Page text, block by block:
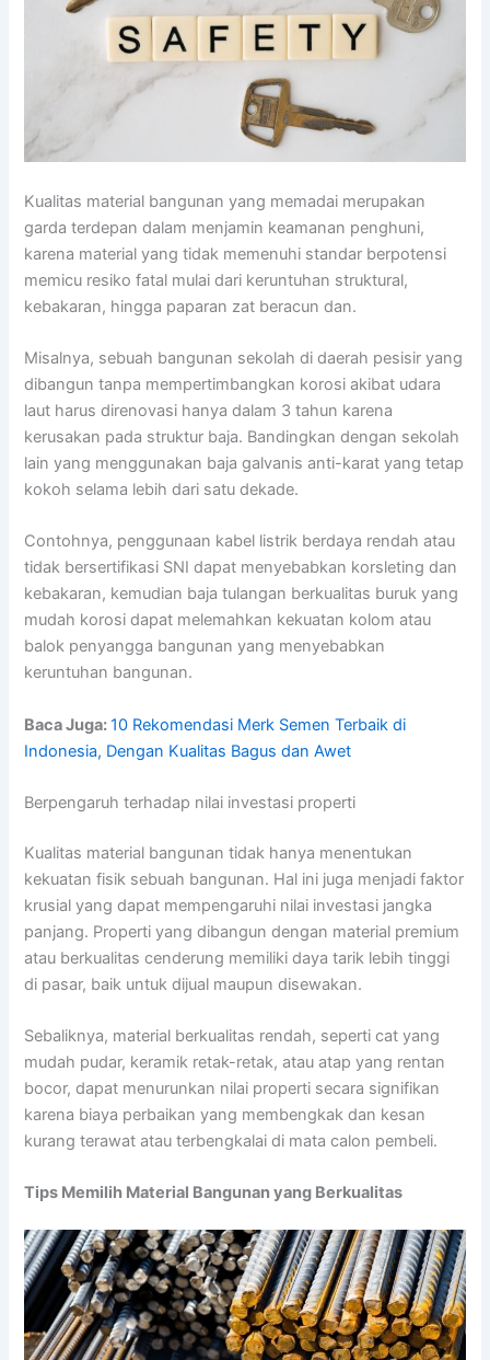
Kualitas material bangunan yang memadai merupakan
garda terdepan dalam menjamin keamanan penghuni,
karena material yang tidak memenuhi standar berpotensi
memicu resiko fatal mulai dari keruntuhan struktural,
kebakaran, hingga paparan zat beracun dan.
Misalnya, sebuah bangunan sekolah di daerah pesisir yang
dibangun tanpa mempertimbangkan korosi akibat udara
laut harus direnovasi hanya dalam 3 tahun karena
kerusakan pada struktur baja. Bandingkan dengan sekolah
lain yang menggunakan baja galvanis anti-karat yang tetap
kokoh selama lebih dari satu dekade.
Contohnya, penggunaan kabel listrik berdaya rendah atau
tidak bersertifikasi SNI dapat menyebabkan korsleting dan
kebakaran, kemudian baja tulangan berkualitas buruk yang
mudah korosi dapat melemahkan kekuatan kolom atau
balok penyangga bangunan yang menyebabkan
keruntuhan bangunan.
Baca Juga:10 Rekomendasi Merk Semen Terbaik di
Indonesia, Dengan Kualitas Bagus dan Awet
Berpengaruh terhadap nilai investasi properti
Kualitas material bangunan tidak hanya menentukan
kekuatan fisik sebuah bangunan. Hal ini juga menjadi faktor
krusial yang dapat mempengaruhi nilai investasi jangka
panjang. Properti yang dibangun dengan material premium
atau berkualitas cenderung memiliki daya tarik lebih tinggi
di pasar, baik untuk dijual maupun disewakan.
Sebaliknya, material berkualitas rendah, seperti cat yang
mudah pudar, keramik retak-retak, atau atap yang rentan
bocor, dapat menurunkan nilai properti secara signifikan
karena biaya perbaikan yang membengkak dan kesan
kurang terawat atau terbengkalai di mata calon pembeli.
Tips Memilih Material Bangunan yang Berkualitas